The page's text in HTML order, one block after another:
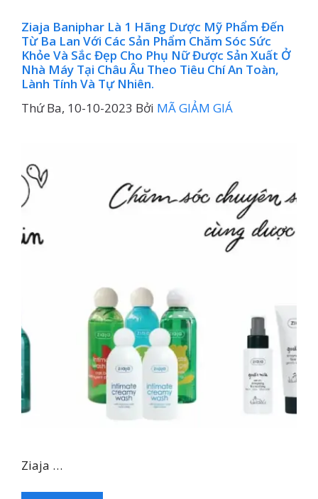
Ziaja Baniphar Là 1 Hãng Dược Mỹ Phẩm Đến
Từ Ba Lan Với Các Sản Phẩm Chăm Sóc Sức
Khỏe Và Sắc Đẹp Cho Phụ Nữ Được Sản Xuất Ở
Nhà Máy Tại Châu Âu Theo Tiêu Chí An Toàn,
Lành Tính Và Tự Nhiên.
Thứ Ba, 10-10-2023 Bởi MÃ GIẢM GIÁ
Ziaja …